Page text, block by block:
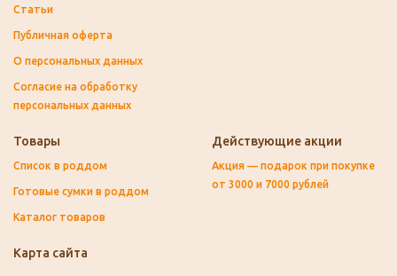
Статьи
Публичная оферта
О персональных данных
Согласие на обработку
персональных данных
Товары
Список в роддом
Готовые сумки в роддом
Каталог товаров
Действующие акции
Акция — подарок при покупке
от 3000 и 7000 рублей
Карта сайта